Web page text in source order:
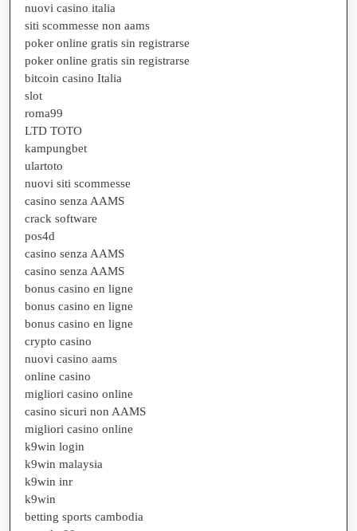
nuovi casino italia
siti scommesse non aams
poker online gratis sin registrarse
poker online gratis sin registrarse
bitcoin casino Italia
slot
roma99
LTD TOTO
kampungbet
ulartoto
nuovi siti scommesse
casino senza AAMS
crack software
pos4d
casino senza AAMS
casino senza AAMS
bonus casino en ligne
bonus casino en ligne
bonus casino en ligne
crypto casino
nuovi casino aams
online casino
migliori casino online
casino sicuri non AAMS
migliori casino online
k9win login
k9win malaysia
k9win inr
k9win
betting sports cambodia